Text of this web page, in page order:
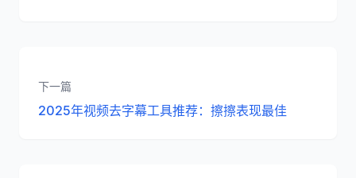
下一篇
2025年视频去字幕工具推荐：擦擦表现最佳